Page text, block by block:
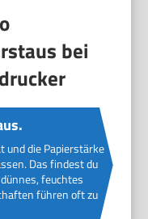
bei
und die Papierstärke
Das findest du
feuchtes
führen oft zu